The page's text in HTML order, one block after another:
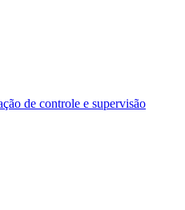
de controle e supervisão